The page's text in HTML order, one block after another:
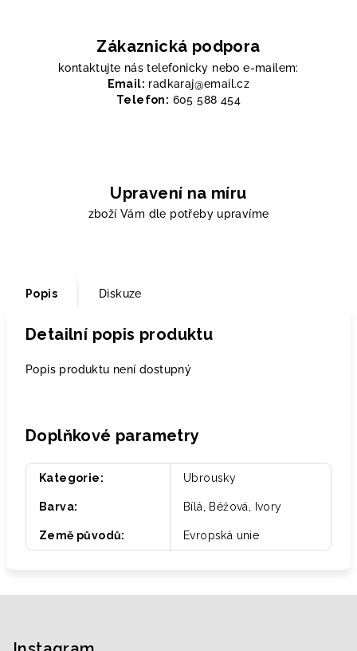
Zákaznická podpora
kontaktujte nás telefonicky nebo e-mailem:
Email: radkaraj@email.cz
Telefon: 605 588 454
Upravení na míru
zboží Vám dle potřeby upravíme
Popis Diskuze
Detailní popis produktu
Popis produktu není dostupný
Doplňkové parametry
Kategorie: Ubrousky
Barva: Bílá, Béžová, Ivory
Země původů: Evropská unie